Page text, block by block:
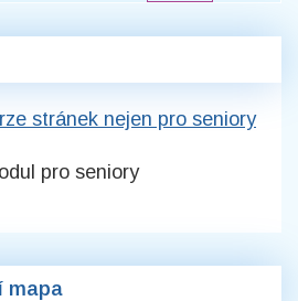
stránek nejen pro seniory
mapa